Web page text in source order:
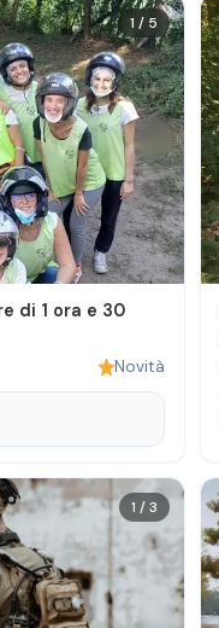
1 / 5
di 1 ora e 30
Novità
1 /3